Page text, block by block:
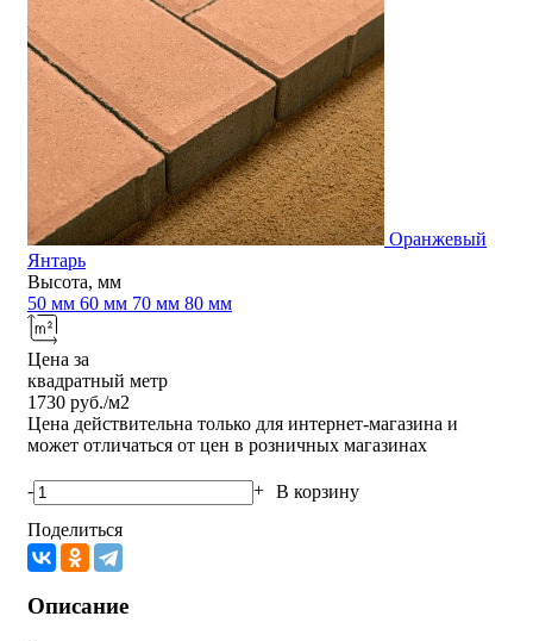
Оранжевый
Янтарь
Высота, мм
50 мм 60 мм 70 мм 80 мм
Цена за
квадратный метр
1730 руб./м2
Цена действительна только для интернет-магазина и
может отличаться от цен в розничных магазинах
- + В корзину
Поделиться
Описание